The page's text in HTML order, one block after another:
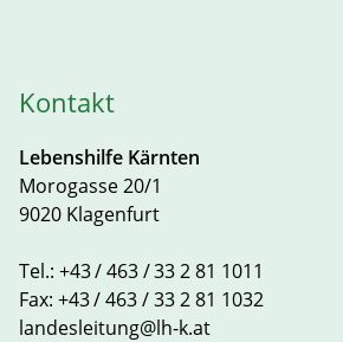
Kontakt
Lebenshilfe Kärnten
Morogasse 20/1
9020 Klagenfurt
Tel.: +43 / 463 / 33 2 81 1011
Fax: +43 / 463 / 33 2 81 1032
landesleitung@lh-k.at